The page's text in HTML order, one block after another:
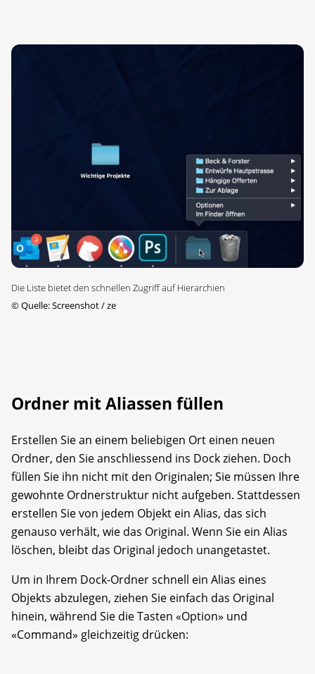
Die Liste bietet den schnellen Zugriff auf Hierarchien
©Quelle: Screenshot / ze
Ordner mit Aliassen füllen
Erstellen Sie an einem beliebigen Ort einen neuen
Ordner, den Sie anschliessend ins Dock ziehen. Doch
füllen Sie ihn nicht mit den Originalen; Sie müssen Ihre
gewohnte Ordnerstruktur nicht aufgeben. Stattdessen
erstellen Sie von jedem Objekt ein Alias, das sich
genauso verhält, wie das Original. Wenn Sie ein Alias
löschen, bleibt das Original jedoch unangetastet.
Um in Ihrem Dock-Ordner schnell ein Alias eines
Objekts abzulegen, ziehen Sie einfach das Original
hinein, während Sie die Tasten «Option» und
«Command» gleichzeitig drücken: